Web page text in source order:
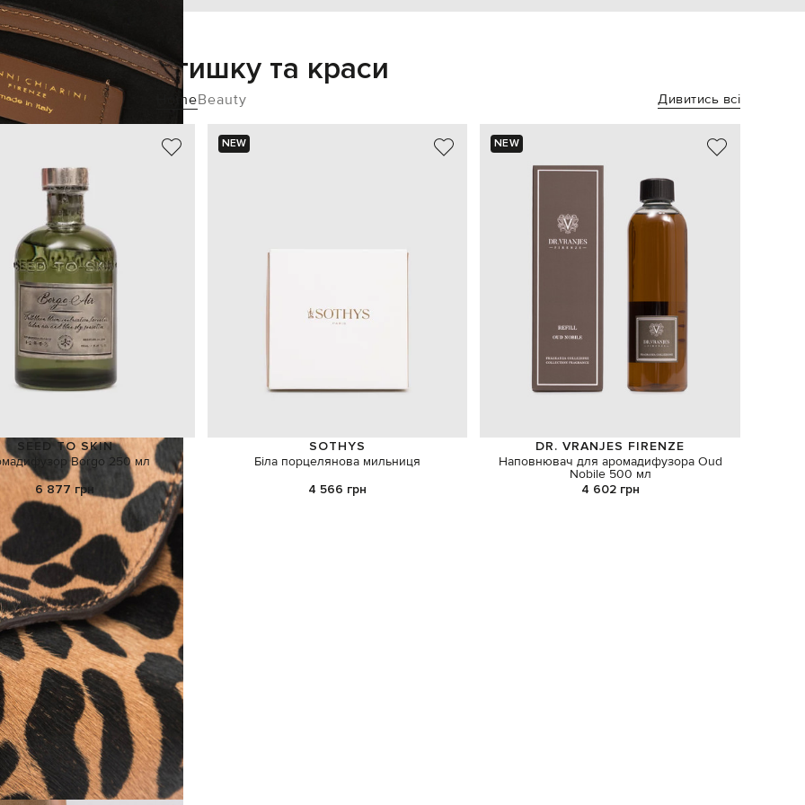
Додайте затишку та краси
HomeBeauty Дивитись всі
SEED TO SKIN
Borgo 250 мл
6 877 грн
NEW
SOTHYS
Біла порцелянова мильниця
4 566 грн
NEW
DR. VRANJES FIRENZE
Наповнювач для аромадифузора Oud
Nobile 500 мл
4 602 грн